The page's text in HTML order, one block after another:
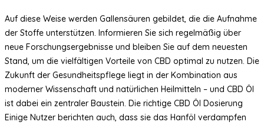
Auf diese Weise werden Gallensäuren gebildet, die die Aufnahme
der Stoffe unterstützen. Informieren Sie sich regelmäßig über
neue Forschungsergebnisse und bleiben Sie auf dem neuesten
Stand, um die vielfältigen Vorteile von CBD optimal zu nutzen. Die
Zukunft der Gesundheitspflege liegt in der Kombination aus
moderner Wissenschaft und natürlichen Heilmitteln – und CBD Öl
ist dabei ein zentraler Baustein. Die richtige CBD Öl Dosierung
Einige Nutzer berichten auch, dass sie das Hanföl verdampfen